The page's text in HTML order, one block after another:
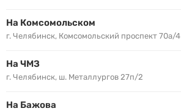
На Комсомольском
г. Челябинск, Комсомольский проспект 70а/4
На ЧМЗ
г. Челябинск, ш. Металлургов 27п/2
На Бажова